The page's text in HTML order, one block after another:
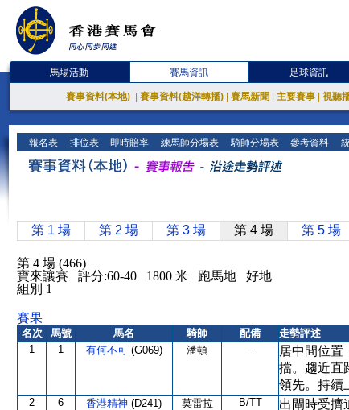
馬場活動 賽馬資訊 足球資訊
賽事資料(本地) 賽事資料(越洋轉播) 賽馬新聞 主要賽事 視聽
報名表 排位表 即時賠率 練馬師分場表 騎師分場表 參考資料
第 1 場 第 2 場 第 3 場 第 4 場 第 5 場
第 4 場 (466)
寶來讓賽 評分:60-40 1800 米 跑馬地 好地
組別 1
賽果
名次 馬號 馬名 騎師 配備
走勢評述
1
1 有何不可 (G069) 潘頓 --
居中間位置
擋。趨近直
領先。持續
2 6 香港精神 (D241) 莫雷拉 B/TT
出閘時受擠